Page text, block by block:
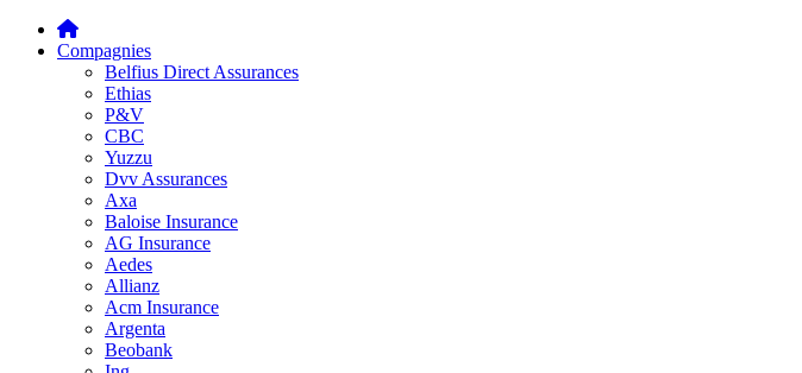
Compagnies
Belfius Direct Assurances
Ethias
P&V
CBC
Yuzzu
Dvv Assurances
Axa
Baloise Insurance
AG Insurance
Aedes
Allianz
Acm Insurance
Argenta
Beobank